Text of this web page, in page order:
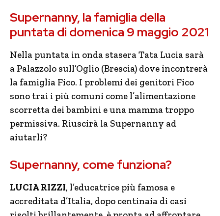
Supernanny, la famiglia della
puntata di domenica 9 maggio 2021
Nella puntata in onda stasera Tata Lucia sarà
a Palazzolo sull’Oglio (Brescia) dove incontrerà
la famiglia Fico. I problemi dei genitori Fico
sono trai i più comuni come l’alimentazione
scorretta dei bambini e una mamma troppo
permissiva. Riuscirà la Supernanny ad
aiutarli?
Supernanny, come funziona?
LUCIA RIZZI, l’educatrice più famosa e
accreditata d’Italia, dopo centinaia di casi